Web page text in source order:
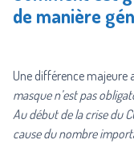
de manière
Une différence majeure
masque n’est pas
Au début de la crise du
cause du nombre